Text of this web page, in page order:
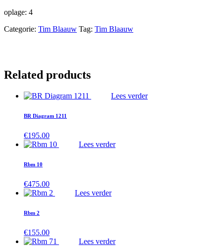
oplage: 4
Categorie: Tim Blaauw Tag: Tim Blaauw
Related products
Lees verder
BR Diagram 1211
€195.00
Lees verder
Rbm 10
€475.00
Lees verder
Rbm 2
€155.00
Lees verder